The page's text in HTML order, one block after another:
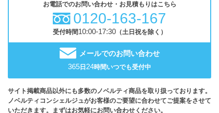
お電話でのお問い合わせ・お見積もりはこちら
0120-163-167
受付時間10:00-17:30（土日祝を除く）
メールでのお問い合わせ
365 日 24時間いつでも受付中
サイト掲載商品以外にも多数のノベルティ商品を取り扱っております。
ノベルティコンシェルジュがお客様のご要望に合わせてご提案をさせて
いただきます。まずはお気軽にお問い合わせください。